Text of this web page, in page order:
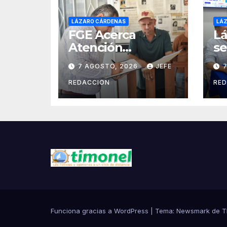
LÁZARO CÁRDENAS
FGE Acerca
Atención
Especializada a
Víctimas y
Ciudadanía de
Coalcomán
7 AGOSTO, 2026 JEFE
REDACCION
la
Funciona gracias a WordPress Tema: Newsmark de